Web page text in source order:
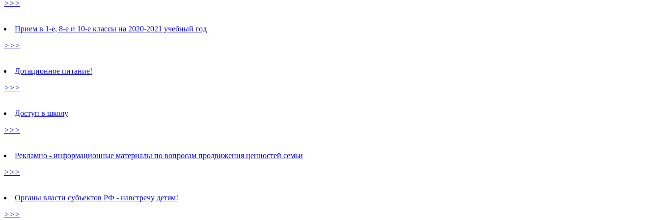
>>>
Прием в 1-е, 8-е и 10-е классы на 2020-2021 учебный год
>>>
Дотационное питание!
>>>
Доступ в школу
>>>
Рекламно - информационные материалы по вопросам продвижения ценностей семьи
>>>
Органы власти субъектов РФ - навстречу детям!
>>>